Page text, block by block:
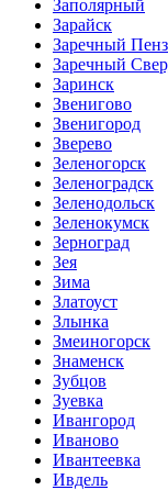
Заполярный
Зарайск
Заречный
Заречный
Заринск
Звенигово
Звенигород
Зверево
Зеленогорск
Зеленоградск
Зеленодольск
Зеленокумск
Зерноград
Зея
Зима
Златоуст
Злынка
Змеиногорск
Знаменск
Зубцов
Зуевка
Ивангород
Иваново
Ивантеевка
Ивдель